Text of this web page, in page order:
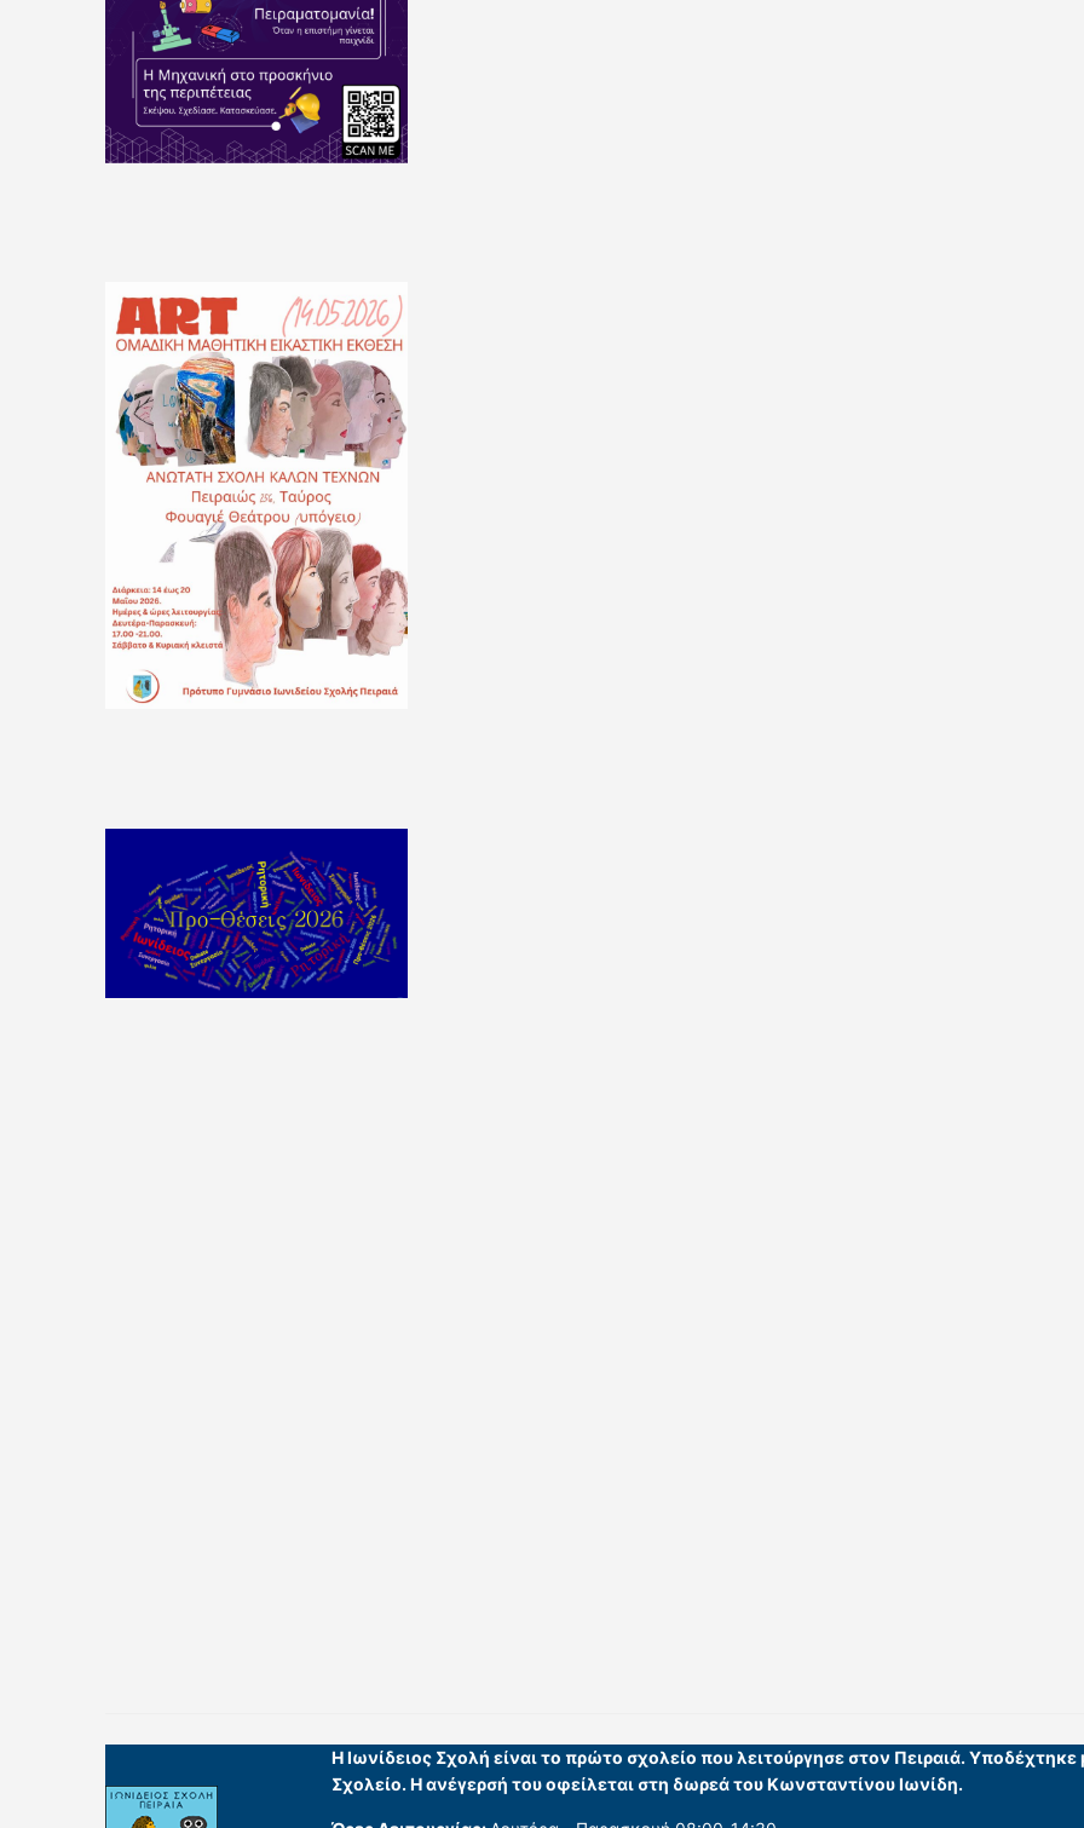
Η Ιωνίδειος Σχολή είναι το πρώτο σχολείο που λειτούργησε στον Πειραιά.
Σχολείο. Η ανέγερσή του οφείλεται στη δωρεά του Κωνσταντίνου Ιωνίδη.